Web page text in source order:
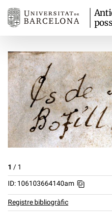
1 / 1
ID: 106103664140am
Registre bibliogràfic